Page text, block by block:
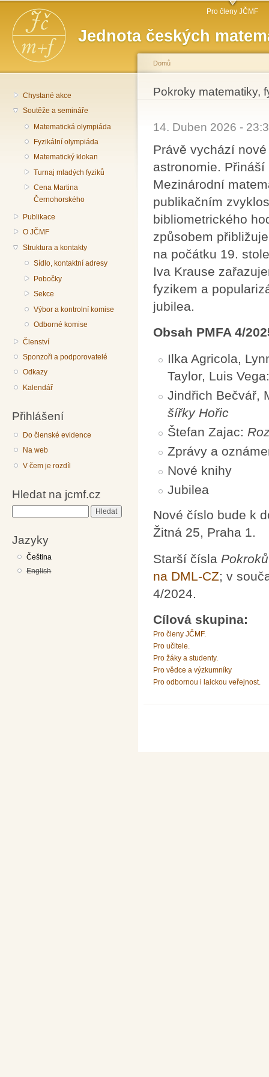
Jednota českých
Hlavní menu Pro členy JČMF
Chystané akce
Soutěže a semináře
Matematická olympiáda
Fyzikální olympiáda
Matematický klokan
Turnaj mladých fyziků
Cena Martina
Černohorského
Publikace
O JČMF
Struktura a kontakty
Sídlo, kontaktní adresy
Pobočky
Sekce
Výbor a kontrolní komise
Odborné komise
Členství
Sponzoři a podporovatelé
Odkazy
Kalendář
Přihlášení
Do členské evidence
Na web
V čem je rozdíl
Hledat na jcmf.cz
Jazyky
Čeština
English
Jste zde
Domů
Pokroky matematiky,
14. Duben 2026 -
Právě vychází
astronomie.
Mezinárodní
publikačním
bibliometrického
způsobem
na počátku 19.
Iva Krause
fyzikem a
jubilea.
Obsah PMFA 4/
Ilka Agricola,
Taylor, Luis
Jindřich Bečvář,
šířky Hořic
Štefan Zajac:
Zprávy a
Nové knihy
Jubilea
Nové číslo bude k
Žitná 25, Praha 1.
Starší čísla
na DML-CZ; v
4/2024.
Cílová skupina:
Pro členy JČMF.
Pro učitele.
Pro žáky a studenty.
Pro vědce a výzkumníky
Pro odbornou i laickou veřejnost.